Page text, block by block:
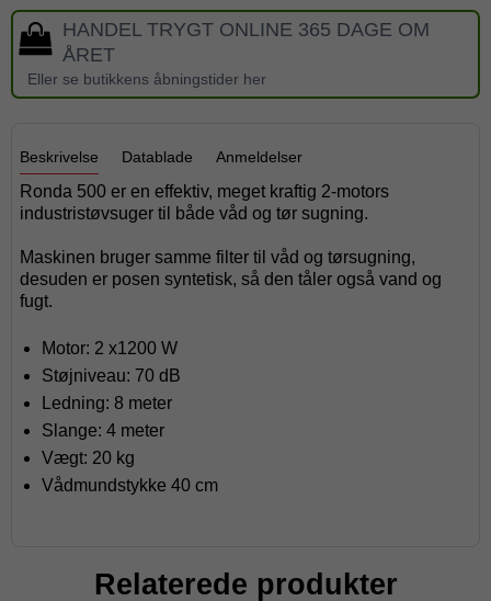
HANDEL TRYGT ONLINE 365 DAGE OM
ÅRET
Eller se butikkens åbningstider her
Beskrivelse Datablade Anmeldelser
Ronda 500 er en effektiv, meget kraftig 2-motors
industristøvsuger til både våd og tør sugning.
Maskinen bruger samme filter til våd og tørsugning,
desuden er posen syntetisk, så den tåler også vand og
fugt.
Motor: 2 x1200 W
Støjniveau: 70 dB
Ledning: 8 meter
Slange: 4 meter
Vægt: 20 kg
Vådmundstykke 40 cm
Relaterede produkter